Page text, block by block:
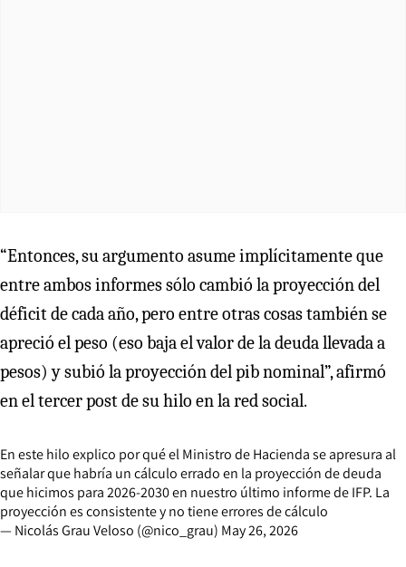
“Entonces, su argumento asume implícitamente que
entre ambos informes sólo cambió la proyección del
déficit de cada año, pero entre otras cosas también se
apreció el peso (eso baja el valor de la deuda llevada a
pesos) y subió la proyección del pib nominal”, afirmó
en el tercer post de su hilo en la red social.
En este hilo explico por qué el Ministro de Hacienda se apresura al
señalar que habría un cálculo errado en la proyección de deuda
que hicimos para 2026-2030 en nuestro último informe de IFP. La
proyección es consistente y no tiene errores de cálculo
— Nicolás Grau Veloso (@nico_grau) May 26, 2026